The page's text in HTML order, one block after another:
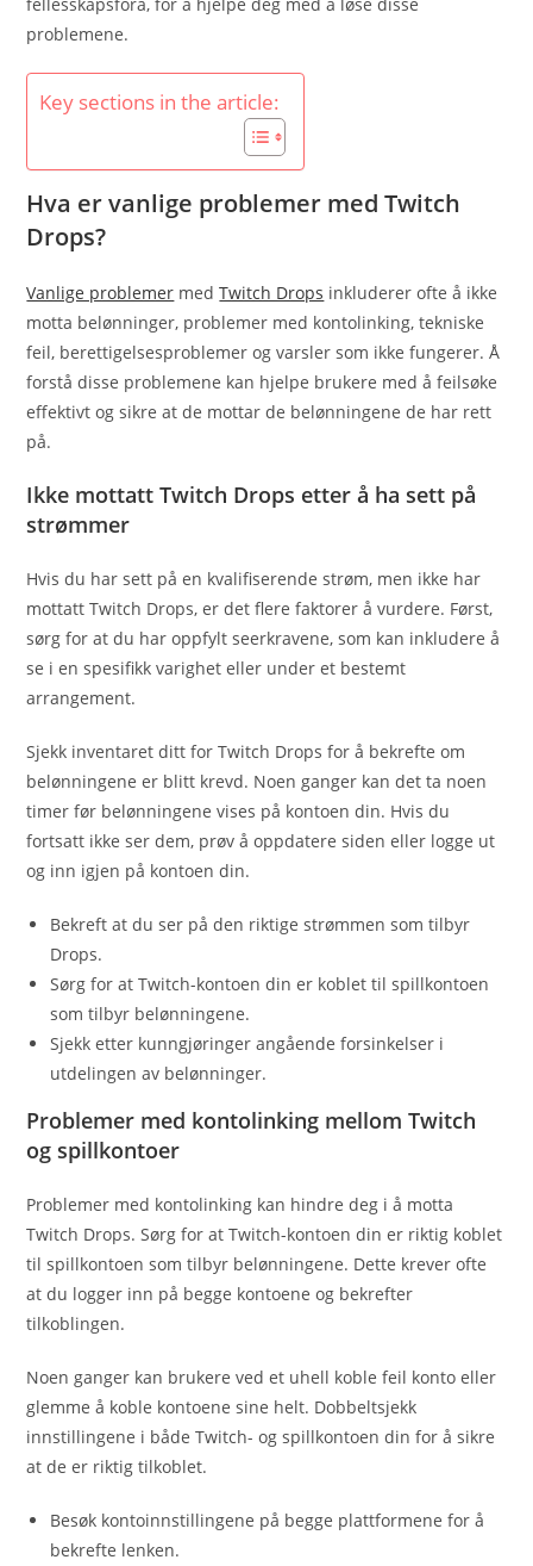
problemene.
Key sections in the article:
Hva er vanlige problemer med Twitch
Drops?
Vanlige problemer medTwitch Drops inkluderer ofte å ikke
motta belønninger, problemer med kontolinking, tekniske
feil, berettigelsesproblemer og varsler som ikke fungerer. Å
forstå disse problemene kan hjelpe brukere med å feilsøke
effektivt og sikre at de mottar de belønningene de har rett
på.
Ikke mottatt Twitch Drops etter å ha sett på
strømmer
Hvis du har sett på en kvalifiserende strøm, men ikke har
mottatt Twitch Drops, er det flere faktorer å vurdere. Først,
sørg for at du har oppfylt seerkravene, som kan inkludere å
se i en spesifikk varighet eller under et bestemt
arrangement.
Sjekk inventaret ditt for Twitch Drops for å bekrefte om
belønningene er blitt krevd. Noen ganger kan det ta noen
timer før belønningene vises på kontoen din. Hvis du
fortsatt ikke ser dem, prøv å oppdatere siden eller logge ut
og inn igjen på kontoen din.
Bekreft at du ser på den riktige strømmen som tilbyr
Drops.
Sørg for at Twitch-kontoen din er koblet til spillkontoen
som tilbyr belønningene.
Sjekk etter kunngjøringer angående forsinkelser i
utdelingen av belønninger.
Problemer med kontolinking mellom Twitch
og spillkontoer
Problemer med kontolinking kan hindre deg i å motta
Twitch Drops. Sørg for at Twitch-kontoen din er riktig koblet
til spillkontoen som tilbyr belønningene. Dette krever ofte
at du logger inn på begge kontoene og bekrefter
tilkoblingen.
Noen ganger kan brukere ved et uhell koble feil konto eller
glemme å koble kontoene sine helt. Dobbeltsjekk
innstillingene i både Twitch- og spillkontoen din for å sikre
at de er riktig tilkoblet.
Besøk kontoinnstillingene på begge plattformene for å
bekrefte lenken.